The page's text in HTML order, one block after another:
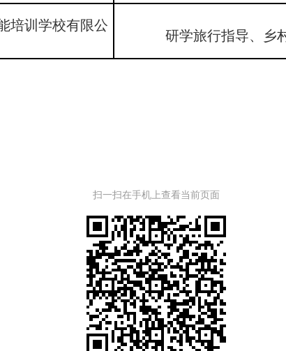
培训学校有限公
研学旅行指导、乡
扫一扫在手机上查看当前页面